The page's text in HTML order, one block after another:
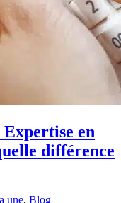
en
différence
une, Blog